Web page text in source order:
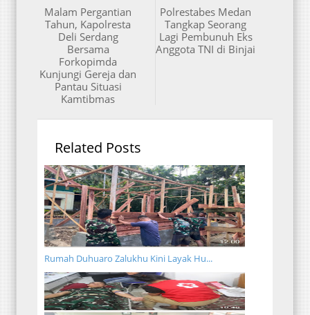
Polrestabes Medan
Tangkap Seorang
Lagi Pembunuh Eks
Anggota TNI di Binjai
Malam Pergantian
Tahun, Kapolresta
Deli Serdang
Bersama
Forkopimda
Kunjungi Gereja dan
Pantau Situasi
Kamtibmas
Related Posts
Rumah Duhuaro Zalukhu Kini Layak Hu...